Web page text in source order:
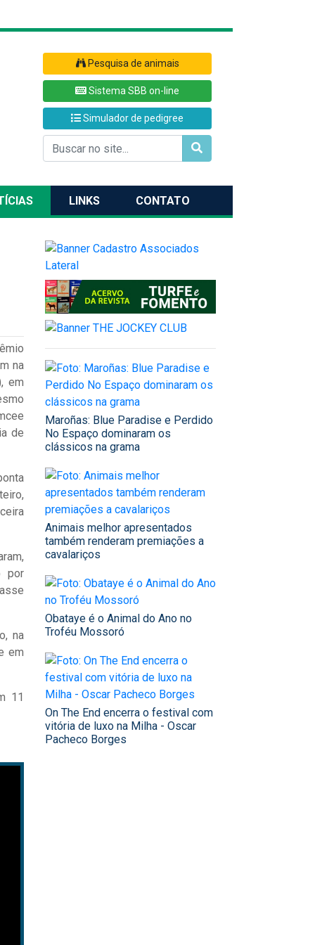
Pesquisa de animais
Sistema SBB on-line
Simulador de pedigree
LINKS CONTATO
na
em
de
por
na
em
11
Maroñas: Blue Paradise e Perdido
No Espaço dominaram os
clássicos na grama
Animais melhor apresentados
também renderam premiações a
cavalariços
Obataye é o Animal do Ano no
Troféu Mossoró
On The End encerra o festival com
vitória de luxo na Milha - Oscar
Pacheco Borges